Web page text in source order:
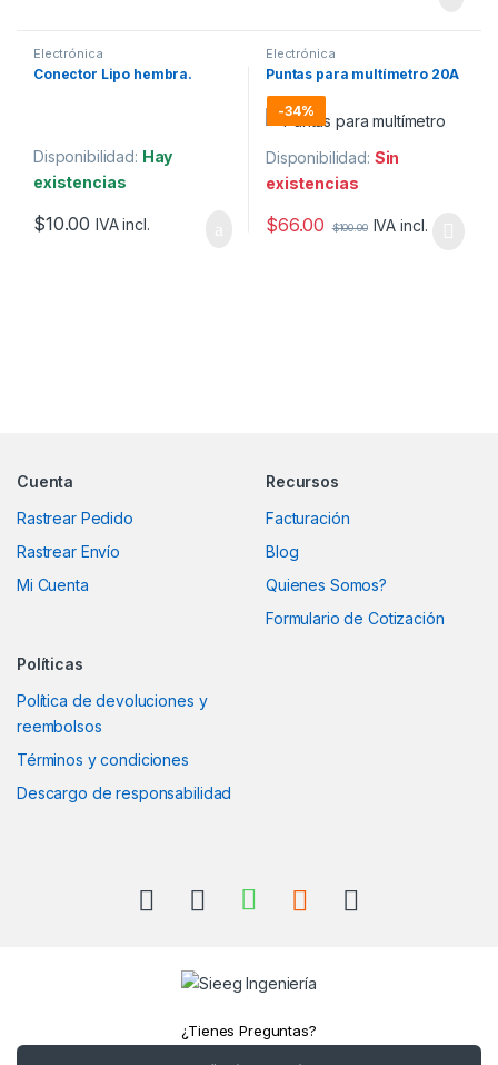
Electrónica
Conector Lipo hembra.
Disponibilidad: Hay
existencias
$10.00 IVA incl.
Electrónica
Puntas para multímetro 20A
-34%
Disponibilidad: Sin
existencias
$66.00 $100.00 IVA incl.
Cuenta
Rastrear Pedido
Rastrear Envío
Mi Cuenta
Recursos
Facturación
Blog
Quienes Somos?
Formulario de Cotización
Políticas
Política de devoluciones y
reembolsos
Términos y condiciones
Descargo de responsabilidad
¿Tienes Preguntas?
Llámanos